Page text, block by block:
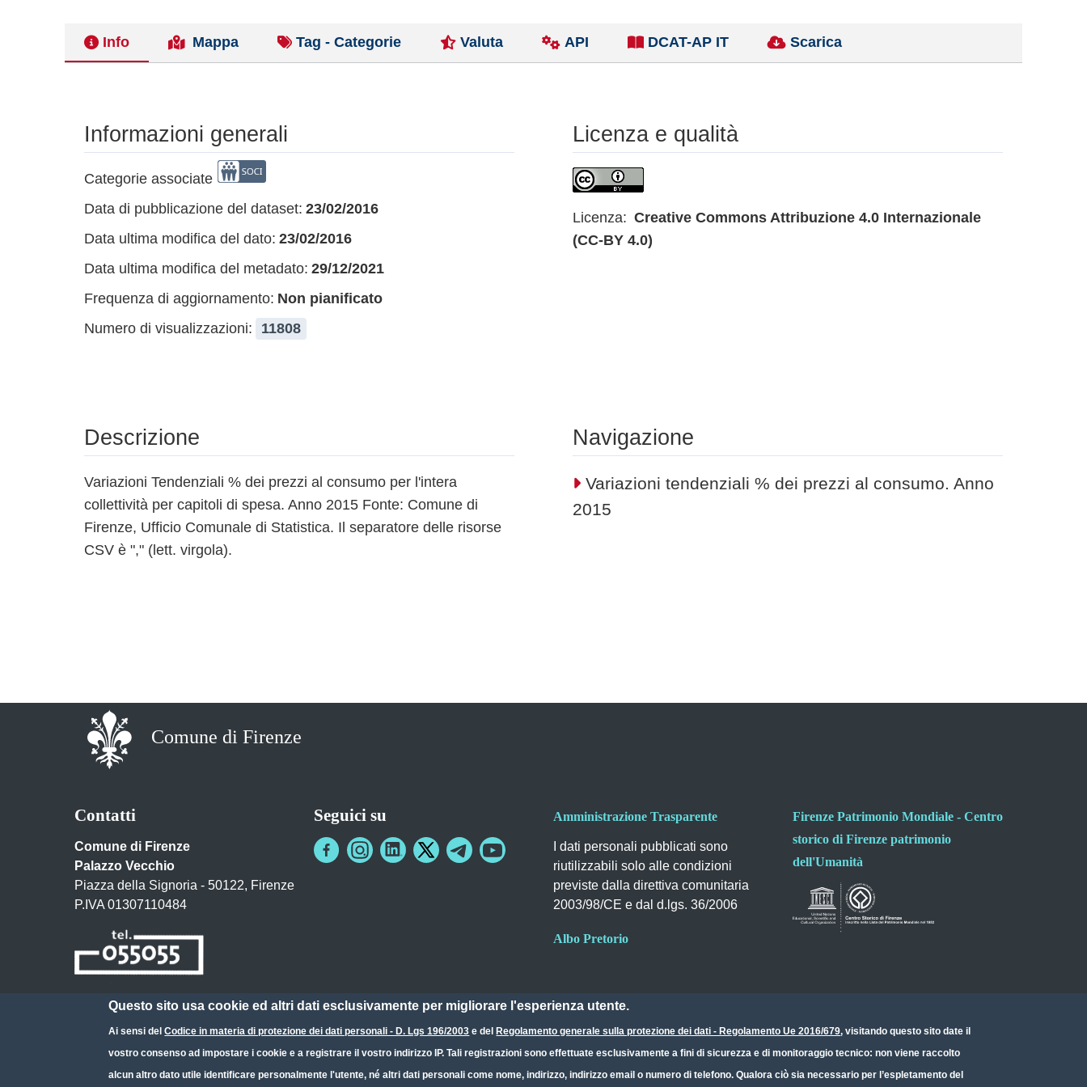
Info Mappa Tag - Categorie Valuta API DCAT-AP IT Scarica
Informazioni generali
Categorie associate
Data di pubblicazione del dataset: 23/02/2016
Data ultima modifica del dato: 23/02/2016
Data ultima modifica del metadato: 29/12/2021
Frequenza di aggiornamento: Non pianificato
Numero di visualizzazioni:
11808
Licenza e qualità
Licenza: Creative Commons Attribuzione 4.0 Internazionale
(CC-BY 4.0)
Descrizione
Variazioni Tendenziali % dei prezzi al consumo per l'intera
collettività per capitoli di spesa. Anno 2015 Fonte: Comune di
Firenze, Ufficio Comunale di Statistica. Il separatore delle risorse
CSV è "," (lett. virgola).
Navigazione
Variazioni tendenziali % dei prezzi al consumo. Anno
2015
Comune di Firenze
Contatti
Comune di Firenze
Palazzo Vecchio
Piazza della Signoria - 50122, Firenze
P.IVA 01307110484
Posta Elettronica Certificata
Seguici su Amministrazione Trasparente
I dati personali pubblicati sono
riutilizzabili solo alle condizioni
previste dalla direttiva comunitaria
2003/98/CE e dal d.lgs. 36/2006
Albo Pretorio
Firenze Patrimonio Mondiale - Centro
storico di Firenze patrimonio
dell'Umanità
Questo sito usa cookie ed altri dati esclusivamente per migliorare l'esperienza utente.
Ai sensi delCodice in materia di protezione dei dati personali - D. Lgs 196/2003 e del Regolamento generale sulla protezione dei dati - Regolamento Ue 2016/679, visitando questo sito date il
vostro consenso ad impostare i cookie e a registrare il vostro indirizzo IP. Tali registrazioni sono effettuate esclusivamente a fini di sicurezza e di monitoraggio tecnico: non viene raccolto
alcun altro dato utile identificare personalmente l'utente, né altri dati personali come nome, indirizzo, indirizzo email o numero di telefono. Qualora ciò sia necessario per l’espletamento del